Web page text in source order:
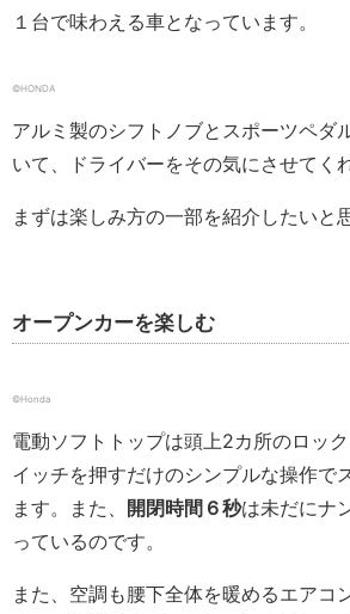
１台で味わえる車となっています。
©HONDA
アルミ製のシフトノブとスポーツペダ
いて、ドライバーをその気にさせてく
まずは楽しみ方の一部を紹介したいと
オープンカーを楽しむ
©Honda
電動ソフトトップは頭上2カ所のロッ
イッチを押すだけのシンプルな操作で
ます。また、 開閉時間６秒は未だにナ
っているのです。
また、空調も腰下全体を暖めるエアコ